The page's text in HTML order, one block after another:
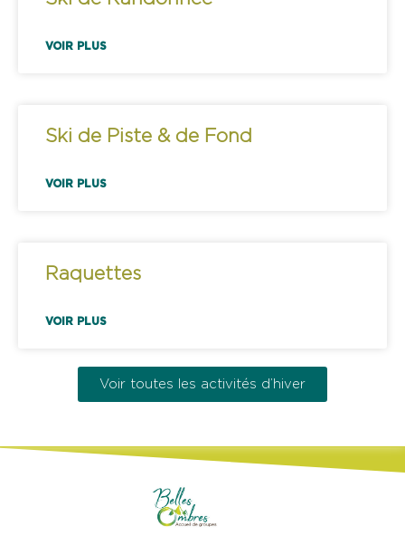
VOIR PLUS
Ski de Piste & de Fond
VOIR PLUS
Raquettes
VOIR PLUS
Voir toutes les activités d’hiver